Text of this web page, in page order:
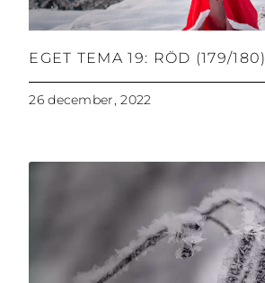
EGET TEMA 19: RÖD (179/180)
26 december, 2022